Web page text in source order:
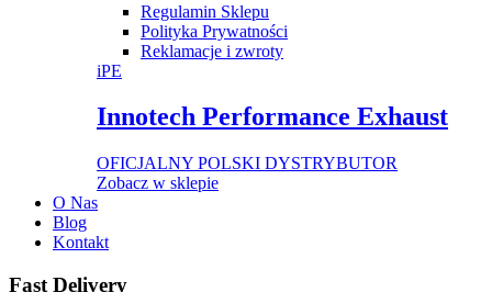
Regulamin Sklepu
Polityka Prywatności
Reklamacje i zwroty
iPE
Innotech Performance Exhaust
OFICJALNY POLSKI DYSTRYBUTOR
Zobacz w sklepie
O Nas
Blog
Kontakt
Fast Delivery